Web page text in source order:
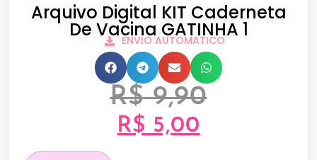
Arquivo Digital KIT Caderneta
De Vacina GATINHA 1
ENVIO AUTOMATICO
R$9,90
R$ 5,00